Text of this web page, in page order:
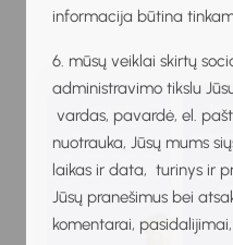
informacija būtina
6. mūsų veiklai skirtų
administravimo tikslu
vardas, pavardė, el.
nuotrauka, Jūsų mums
laikas ir data, turinys ir
Jūsų pranešimus bei
komentarai,